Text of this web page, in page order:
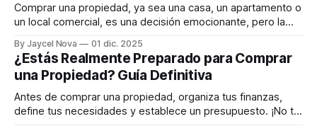
Comprar una propiedad, ya sea una casa, un apartamento o
un local comercial, es una decisión emocionante, pero la
frustraciones y retrasos, debe lanzarse al proceso solo
después de una preparación rigurosa. Aqui los pasos que
debes dar:
By Jaycel Nova 01 dic. 2025
¿Estás Realmente Preparado para Comprar
una Propiedad? Guía Definitiva
Antes de comprar una propiedad, organiza tus finanzas,
define tus necesidades y establece un presupuesto. ¡No te